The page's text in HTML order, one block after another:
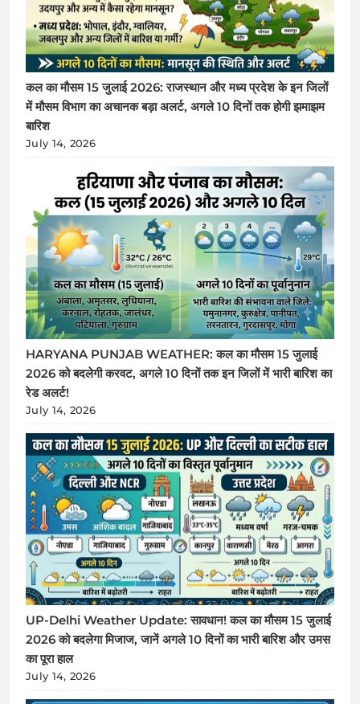
कल का मौसम 15 जुलाई 2026: राजस्थान और मध्य प्रदेश के इन जिलों
में मौसम विभाग का अचानक बड़ा अलर्ट, अगले 10 दिनों तक होगी झमाझम
बारिश
July 14, 2026
HARYANA PUNJAB WEATHER: कल का मौसम 15 जुलाई
2026 को बदलेगी करवट, अगले 10 दिनों तक इन जिलों में भारी बारिश का
रेड अलर्ट!
July 14, 2026
UP-Delhi Weather Update: सावधान! कल का मौसम 15 जुलाई
2026 को बदलेगा मिजाज, जानें अगले 10 दिनों का भारी बारिश और उमस
का पूरा हाल
July 14, 2026